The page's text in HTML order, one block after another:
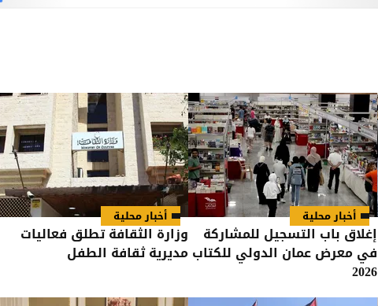
أخبار محلية
إغلاق باب التسجيل للمشاركة
في معرض عمان الدولي للكتاب
2026
أخبار محلية
وزارة الثقافة تطلق فعاليات
مديرية ثقافة الطفل